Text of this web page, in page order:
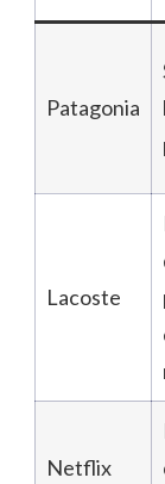
Patagonia
Lacoste
Netflix